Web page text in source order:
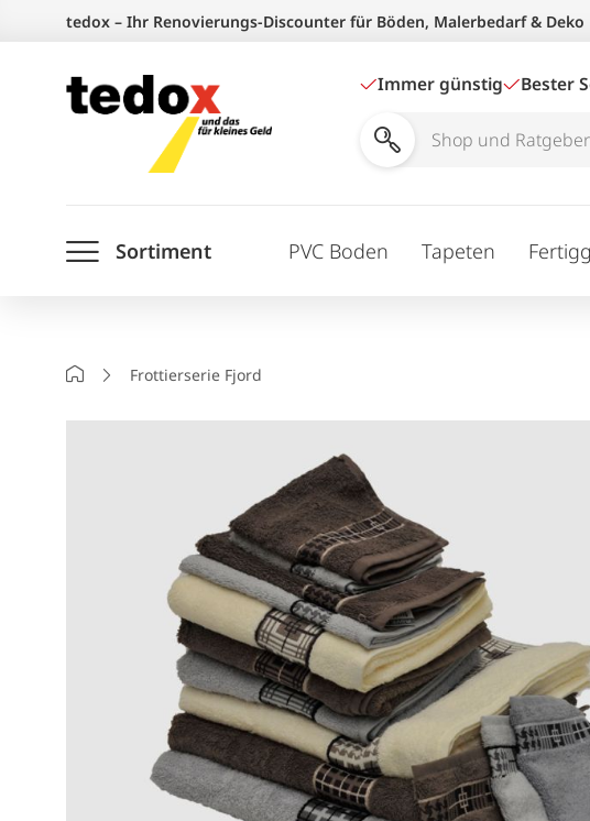
springen
tedox – Ihr Renovierungs-Discounter für Böden, Malerbedarf & Deko
Immer günstig Bester
Shop
durchsuchen
Sortiment PVC Boden Tapeten
StartseiteFrottierserie Fjord